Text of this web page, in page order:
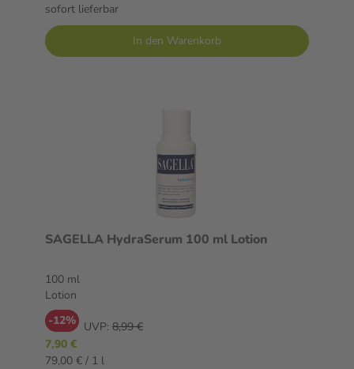
sofort lieferbar
In den Warenkorb
SAGELLA HydraSerum 100 ml Lotion
100 ml
Lotion
-12% UVP: 8,99 €
7,90 €
79,00 € / 1 l